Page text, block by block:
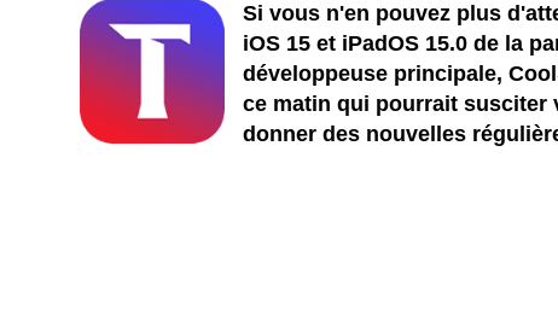
Si vous n'en pouvez plus
iOS 15 et iPadOS 15.0 de la
développeuse principale,
ce matin qui pourrait susciter
donner des nouvelles